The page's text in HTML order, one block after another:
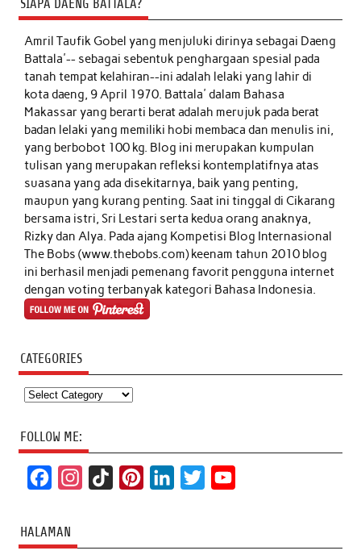
SIAPA DAENG BATTALA?
Amril Taufik Gobelyang menjuluki dirinya sebagai Daeng
Battala'-- sebagai sebentuk penghargaan spesial pada
tanah tempat kelahiran--ini adalah lelaki yang lahir di
kota daeng, 9 April 1970. Battala' dalam Bahasa
Makassar yang berarti berat adalah merujuk pada berat
badan lelaki yang memiliki hobi membaca dan menulis ini,
yang berbobot 100 kg. Blog ini merupakan kumpulan
tulisan yang merupakan refleksi kontemplatifnya atas
suasana yang ada disekitarnya, baik yang penting,
maupun yang kurang penting. Saat ini tinggal di Cikarang
bersama istri, Sri Lestari serta kedua orang anaknya,
Rizky dan Alya. Pada ajang Kompetisi Blog Internasional
The Bobs (www.thebobs.com) keenam tahun 2010 blog
ini berhasil menjadi pemenang favorit pengguna internet
dengan voting terbanyak kategori Bahasa Indonesia.
CATEGORIES
Categories
FOLLOW ME:
c
e
t
T
t
k
t
T
HALAMAN